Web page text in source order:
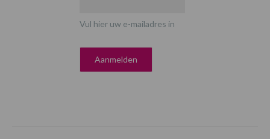
Vul hier uw e-mailadres in